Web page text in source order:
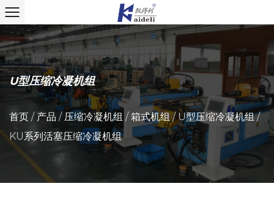
U型压缩冷凝机组
首页 / 产品 / 压缩冷凝机组 / 箱式机组/U型压缩冷凝机组/
KU系列活塞压缩冷凝机组